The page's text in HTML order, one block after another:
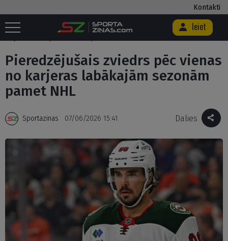
Kontakti
Ieiet
Sākums / Ārzemēs / Pieredzējušais zviedrs pēc vienas no
Pieredzējušais zviedrs pēc vienas
no karjeras labākajām sezonām
pamet NHL
Sportazinas 07/06/2026 15:41 Dalies